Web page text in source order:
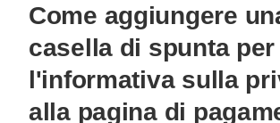
Come aggiungere
casella di spunta per
l'informativa sulla
alla pagina di